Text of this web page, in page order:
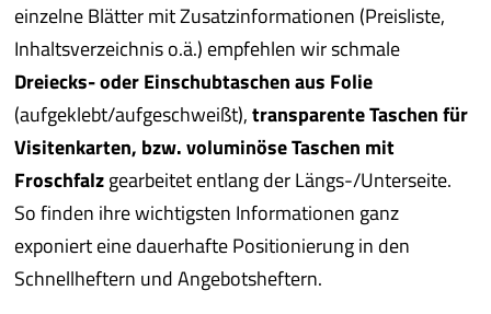
einzelne Blätter mit Zusatzinformationen (Preisliste,
Inhaltsverzeichnis o.ä.) empfehlen wir schmale
Dreiecks- oder Einschubtaschen aus Folie
(aufgeklebt/aufgeschweißt),transparente Taschen für
Visitenkarten, bzw. voluminöse Taschen mit
Froschfalzgearbeitet entlang der Längs-/Unterseite.
So finden ihre wichtigsten Informationen ganz
exponiert eine dauerhafte Positionierung in den
Schnellheftern und Angebotsheftern.